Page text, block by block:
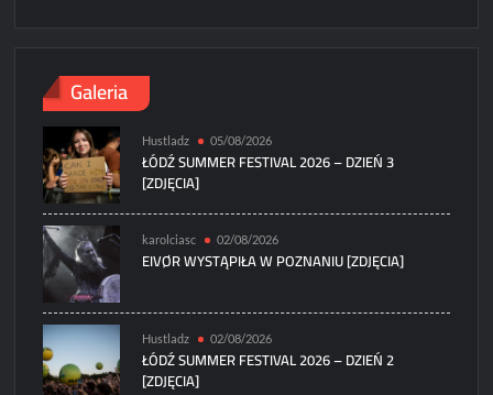
Galeria
Hustladz 05/08/2026
ŁÓDŹ SUMMER FESTIVAL 2026 – DZIEŃ 3
[ZDJĘCIA]
karolciasc 02/08/2026
EIVØR WYSTĄPIŁA W POZNANIU [ZDJĘCIA]
Hustladz 02/08/2026
ŁÓDŹ SUMMER FESTIVAL 2026 – DZIEŃ 2
[ZDJĘCIA]